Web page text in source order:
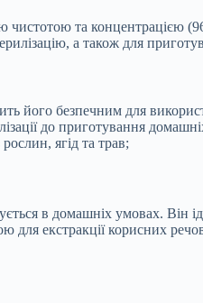
чистотою та концентрацією
а також для
його безпечним для
до приготування
ягід та трав;
в домашніх умовах. Він
для екстракції корисних